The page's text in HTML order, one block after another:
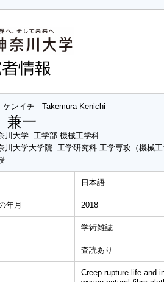
ンイチ Takemura Kenichi
一
川大学 工学部 機械工学科
川大学大学院 工学研究科 工学専攻（機械
日本語
年月 2018
学術雑誌
査読あり
Creep rupture life and